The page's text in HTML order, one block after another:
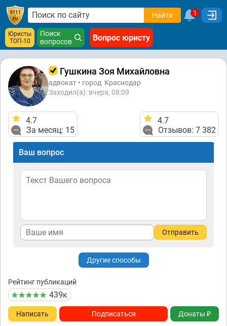
Найти 1
Юристы
ТОП-10
Поиск
вопросов
Вопрос юристу
Гушкина Зоя Михайловна
адвокат • город Краснодар
Заходил(а): вчера, 08:09
4.7
За месяц: 15
4.7
Отзывов: 7 382
Ваш вопрос
Отправить
Другие способы
Рейтинг публикаций
439к
Написать Подписаться Донаты ₽